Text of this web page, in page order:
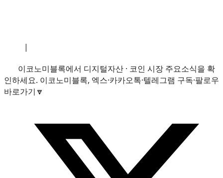
|
이코노미블록에서 디지털자산 · 코인 시장 주요소식을 확
인하세요. 이코노미블록, 엑스·카카오톡·텔레그램 구독·팔로우
바로가기🔽